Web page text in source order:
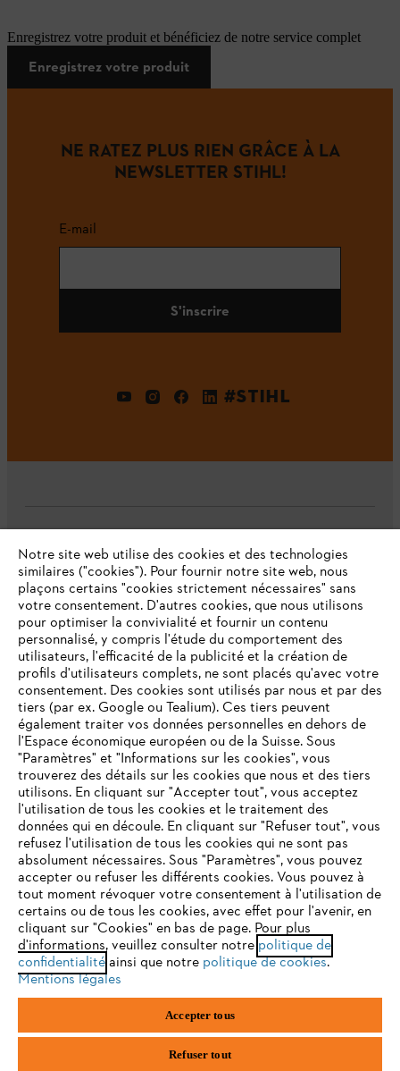
Enregistrez votre produit et bénéficiez de notre service complet
Enregistrez votre produit
NE RATEZ PLUS RIEN GRÂCE À LA
NEWSLETTER STIHL!
E-mail
S'inscrire
#STIHL
L'Entreprise
Questions fréquentes
Service
Politique de protection des données
Mentions légales Cookies
Informations juridiques
STIHL VERTRIEBS AG, 8617 Mönchaltorf
VOTRE NAVIGATEUR INTERNET
N'EST PLUS PRIS EN CHARGE
Vous utilisez un navigateur Internet que nous ne prenons plus
en charge, et certaines fonctionnalités de notre site ne
peuvent fonctionner correctement. Pour une utilisation
optimale de notre site, nous vous recommandons de passer à
l'un des navigateurs suivants :
firefox chrome
Notre site web utilise des cookies et des technologies
similaires ("cookies"). Pour fournir notre site web, nous
plaçons certains "cookies strictement nécessaires" sans
votre consentement. D'autres cookies, que nous utilisons
pour optimiser la convivialité et fournir un contenu
personnalisé, y compris l'étude du comportement des
utilisateurs, l'efficacité de la publicité et la création de
profils d'utilisateurs complets, ne sont placés qu'avec votre
consentement. Des cookies sont utilisés par nous et par des
tiers (par ex. Google ou Tealium). Ces tiers peuvent
également traiter vos données personnelles en dehors de
l'Espace économique européen ou de la Suisse. Sous
"Paramètres" et "Informations sur les cookies", vous
trouverez des détails sur les cookies que nous et des tiers
utilisons. En cliquant sur "Accepter tout", vous acceptez
l'utilisation de tous les cookies et le traitement des
données qui en découle. En cliquant sur "Refuser tout", vous
refusez l'utilisation de tous les cookies qui ne sont pas
absolument nécessaires. Sous "Paramètres", vous pouvez
accepter ou refuser les différents cookies. Vous pouvez à
tout moment révoquer votre consentement à l'utilisation de
certains ou de tous les cookies, avec effet pour l'avenir, en
cliquant sur "Cookies" en bas de page. Pour plus
d'informations, veuillez consulter notre politique de
confidentialitéainsi que notre politique de cookies.
Mentions légales
Accepter tous
Refuser tout